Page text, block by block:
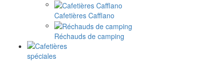
Cafetières Cafflano
Réchauds de camping